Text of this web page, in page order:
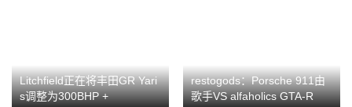
Litchfield正在将丰田GR Yari
s调整为300BHP +
restogods：Porsche 911由
歌手VS alfaholics GTA-R